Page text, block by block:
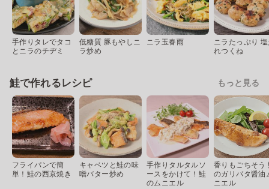
手作りタレでタコ
とニラのチヂミ
低糖質 豚もやしニ
ラ炒め
ニラ玉春雨
ニラたっぷり
れつくね
鮭で作れるレシピ もっと見る
フライパンで簡
単！鮭の西京焼き
キャベツと鮭の味
噌バター炒め
手作りタルタルソ
ースをかけて！鮭
のムニエル
香りもごちそう
のガリバタ醤油
ニエル